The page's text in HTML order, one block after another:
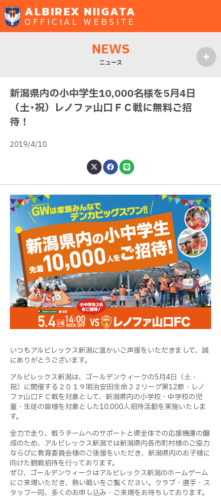
ALBIREX NIIGATA
OFFICIAL WEBSITE
NEWS
ニュース
新潟県内の小中学生10,000名様を5月4日
（土･祝）レノファ山口ＦＣ戦に無料ご招
待！
2019/4/10
いつもアルビレックス新潟に温かいご声援をいただきまして、誠
にありがとうございます。
アルビレックス新潟は、ゴールデンウィークの5月4日（土・
祝）に開催する２０１９明治安田生命Ｊ２リーグ第12節・レノ
ファ山口ＦＣ戦を対象として、新潟県内の小学校・中学校の児
童・生徒の皆様を対象とした10,000人招待活動を実施いたしま
す。
全力で走り、戦うチームへのサポートと県全体での応援機運の醸
成のため、アルビレックス新潟では新潟県内各市町村様のご協力
ならびに教育委員会様のご後援をいただき、新潟県内のお子様に
向けた観戦招待を行っております。
ぜひ、ゴールデンウィークはアルビレックス新潟のホームゲーム
にご来場いただき、熱い戦いをご覧ください。クラブ・選手・ス
タッフ一同、多くのお申し込み・ご来場をお待ちしております。